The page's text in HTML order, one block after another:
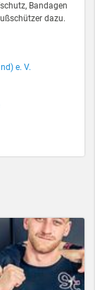
Bandagen
dazu.
e. V.